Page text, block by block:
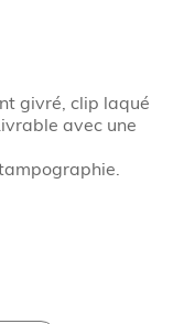
givré, clip laqué
avec une